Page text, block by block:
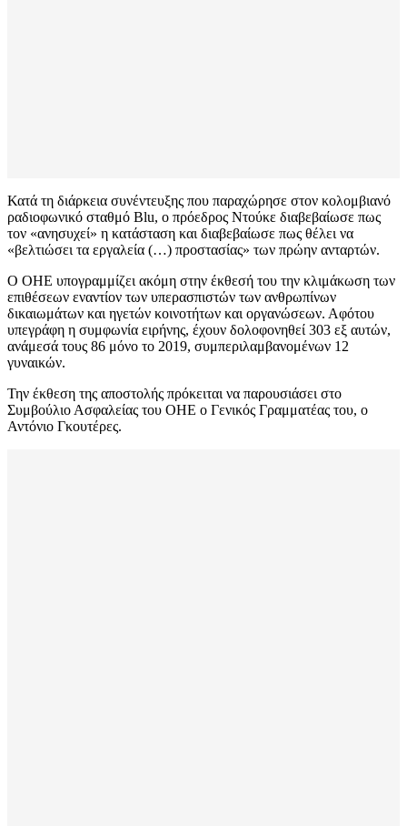
Κατά τη διάρκεια συνέντευξης που παραχώρησε στον κολομβιανό
ραδιοφωνικό σταθμό Blu, ο πρόεδρος Ντούκε διαβεβαίωσε πως
τον «ανησυχεί» η κατάσταση και διαβεβαίωσε πως θέλει να
«βελτιώσει τα εργαλεία (…) προστασίας» των πρώην ανταρτών.
Ο ΟΗΕ υπογραμμίζει ακόμη στην έκθεσή του την κλιμάκωση των
επιθέσεων εναντίον των υπερασπιστών των ανθρωπίνων
δικαιωμάτων και ηγετών κοινοτήτων και οργανώσεων. Αφότου
υπεγράφη η συμφωνία ειρήνης, έχουν δολοφονηθεί 303 εξ αυτών,
ανάμεσά τους 86 μόνο το 2019, συμπεριλαμβανομένων 12
γυναικών.
Την έκθεση της αποστολής πρόκειται να παρουσιάσει στο
Συμβούλιο Ασφαλείας του ΟΗΕ ο Γενικός Γραμματέας του, ο
Αντόνιο Γκουτέρες.